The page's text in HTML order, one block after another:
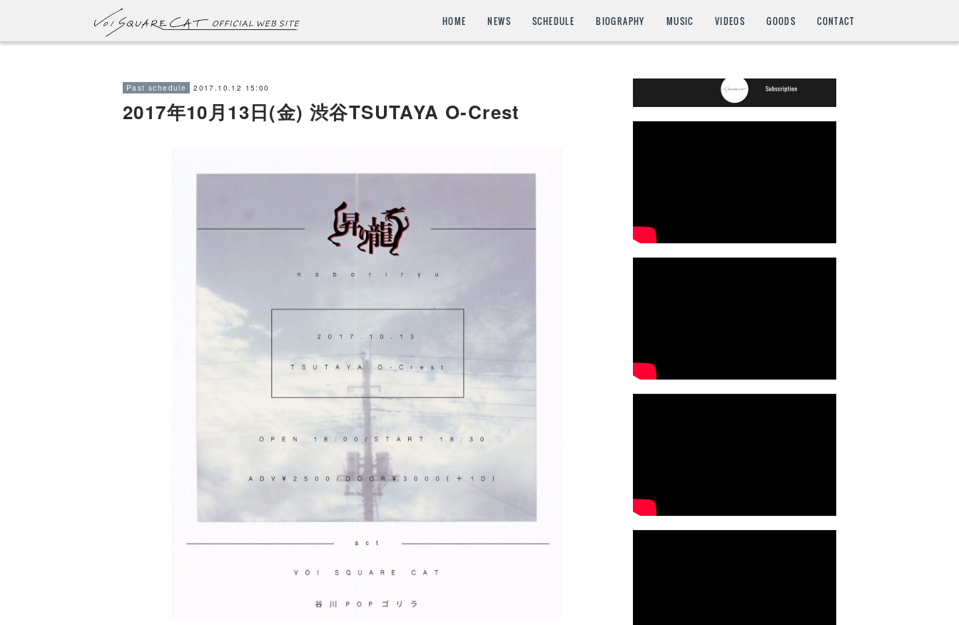
HOME NEWS SCHEDULE BIOGRAPHY MUSIC VIDEOS GOODS CONTACT
Past schedule 2017.10.12 15:00
2017年10月13日(金) 渋谷TSUTAYA O-Crest